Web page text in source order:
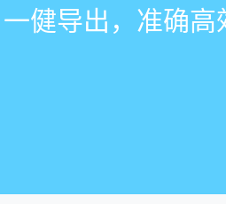
管理效率45%
健导出，准确高
据清晰可查免扯
贴心铸口碑促续